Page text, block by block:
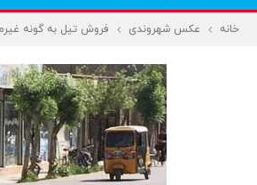
خانه عکس شهروندی فروش تیل به گونه